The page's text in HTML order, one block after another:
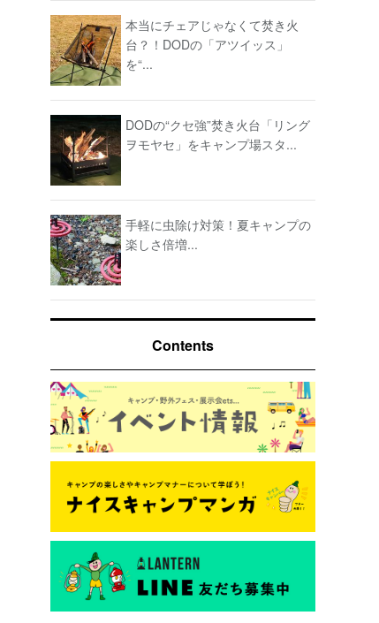
本当にチェアじゃなくて焚き火
台？！DODの「アツイッス」
を“...
DODの“クセ強”焚き火台「リング
ヲモヤセ」をキャンプ場スタ...
手軽に虫除け対策！夏キャンプの
楽しさ倍増...
Contents